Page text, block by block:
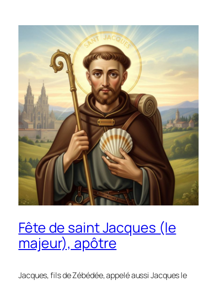
Fête de saint Jacques (le
majeur), apôtre
Jacques, fils de Zébédée, appelé aussi Jacques le